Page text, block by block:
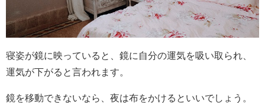
寝姿が鏡に映っていると、鏡に自分の運気を吸い取られ、
運気が下がると言われます。
鏡を移動できないなら、夜は布をかけるといいでしょう。